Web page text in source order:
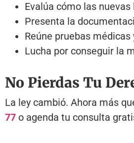
Evalúa cómo las
Presenta la
Reúne pruebas
Lucha por conseguir la
No Pierdas Tu
La ley cambió. Ahora más
77 o agenda tu consulta